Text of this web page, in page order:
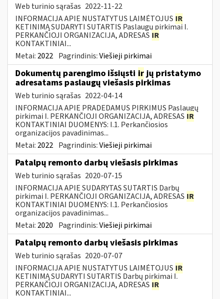
Web turinio sąrašas 2022-11-22
INFORMACIJA APIE NUSTATYTUS LAIMĖTOJUS IR
KETINIMĄ SUDARYTI SUTARTIS Paslaugų pirkimai I.
PERKANČIOJI ORGANIZACIJA, ADRESAS IR
KONTAKTINIAI...
Metai: 2022 Pagrindinis:Viešieji pirkimai
Dokumentų parengimo išsiųsti irjų pristatymo
adresatams paslaugų viešasis pirkimas
Web turinio sąrašas 2022-04-14
INFORMACIJA APIE PRADEDAMUS PIRKIMUS Paslaugų
pirkimai I. PERKANČIOJI ORGANIZACIJA, ADRESAS IR
KONTAKTINIAI DUOMENYS: I.1. Perkančiosios
organizacijos pavadinimas...
Metai: 2022 Pagrindinis:Viešieji pirkimai
Patalpų remonto darbų viešasis pirkimas
Web turinio sąrašas 2020-07-15
INFORMACIJA APIE SUDARYTAS SUTARTIS Darbų
pirkimai I. PERKANČIOJI ORGANIZACIJA, ADRESAS IR
KONTAKTINIAI DUOMENYS: I.1. Perkančiosios
organizacijos pavadinimas...
Metai: 2020 Pagrindinis:Viešieji pirkimai
Patalpų remonto darbų viešasis pirkimas
Web turinio sąrašas 2020-07-07
INFORMACIJA APIE NUSTATYTUS LAIMĖTOJUS IR
KETINIMĄ SUDARYTI SUTARTIS Darbų pirkimai I.
PERKANČIOJI ORGANIZACIJA, ADRESAS IR
KONTAKTINIAI...